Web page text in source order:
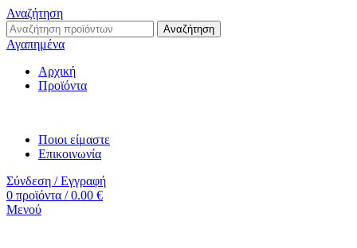
Αναζήτηση
Αναζήτηση
Αγαπημένα
Αρχική
Προϊόντα
Ποιοι είμαστε
Επικοινωνία
Σύνδεση / Εγγραφή
0 προϊόντα / 0.00 €
Μενού